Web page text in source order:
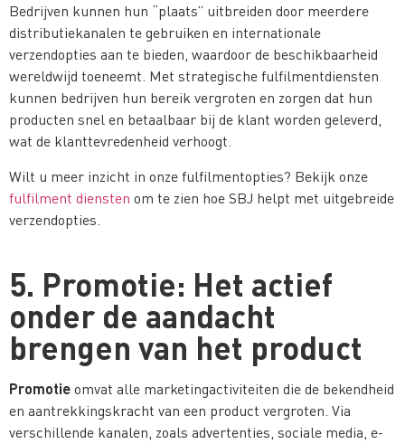
Bedrijven kunnen hun “plaats” uitbreiden door meerdere
distributiekanalen te gebruiken en internationale
verzendopties aan te bieden, waardoor de beschikbaarheid
wereldwijd toeneemt. Met strategische fulfilmentdiensten
kunnen bedrijven hun bereik vergroten en zorgen dat hun
producten snel en betaalbaar bij de klant worden geleverd,
wat de klanttevredenheid verhoogt.
Wilt u meer inzicht in onze fulfilmentopties? Bekijk onze
fulfilment diensten om te zien hoe SBJ helpt met uitgebreide
verzendopties.
5. Promotie: Het actief
onder de aandacht
brengen van het product
Promotie omvat alle marketingactiviteiten die de bekendheid
en aantrekkingskracht van een product vergroten. Via
verschillende kanalen, zoals advertenties, sociale media, e-